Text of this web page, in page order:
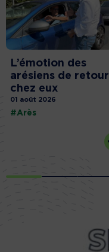
L’émotion des
arésiens de retour
chez eux
01 août 2026
#Arès